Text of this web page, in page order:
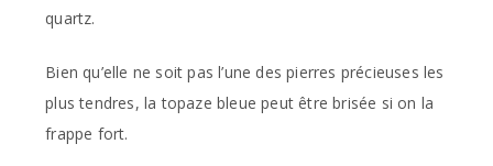
quartz.
Bien qu’elle ne soit pas l’une des pierres précieuses les
plus tendres, la topaze bleue peut être brisée si on la
frappe fort.